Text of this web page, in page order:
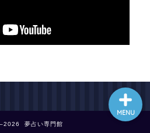
夢占い専門館
MENU
最新記事動画